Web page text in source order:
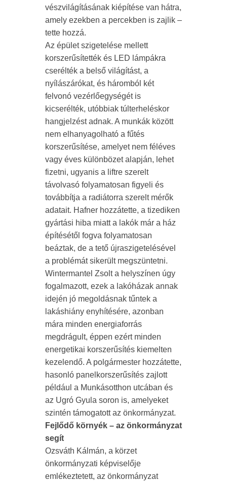
vészvilágításának kiépítése van hátra,
amely ezekben a percekben is zajlik –
tette hozzá.
Az épület szigetelése mellett
korszerűsítették és LED lámpákra
cserélték a belső világítást, a
nyílászárókat, és háromból két
felvonó vezérlőegységét is
kicserélték, utóbbiak túlterheléskor
hangjelzést adnak. A munkák között
nem elhanyagolható a fűtés
korszerűsítése, amelyet nem féléves
vagy éves különbözet alapján, lehet
fizetni, ugyanis a liftre szerelt
távolvasó folyamatosan figyeli és
továbbítja a radiátorra szerelt mérők
adatait. Hafner hozzátette, a tizediken
gyártási hiba miatt a lakók már a ház
építésétől fogva folyamatosan
beáztak, de a tető újraszigetelésével
a problémát sikerült megszüntetni.
Wintermantel Zsolt a helyszínen úgy
fogalmazott, ezek a lakóházak annak
idején jó megoldásnak tűntek a
lakáshiány enyhítésére, azonban
mára minden energiaforrás
megdrágult, éppen ezért minden
energetikai korszerűsítés kiemelten
kezelendő. A polgármester hozzátette,
hasonló panelkorszerűsítés zajlott
például a Munkásotthon utcában és
az Ugró Gyula soron is, amelyeket
szintén támogatott az önkormányzat.
Fejlődő környék – az önkormányzat
segít
Ozsváth Kálmán, a körzet
önkormányzati képviselője
emlékeztetett, az önkormányzat